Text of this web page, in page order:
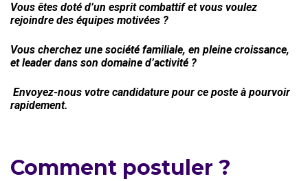
Vous êtes doté d’un esprit combattif et vous voulez
rejoindre des équipes motivées ?
Vous cherchez une société familiale, en pleine croissance,
et leader dans son domaine d’activité ?
Envoyez-nous votre candidature pour ce poste à pourvoir
rapidement.
Comment postuler ?